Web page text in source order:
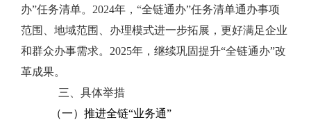
办”任务清单。 2024年， “全链通办”任务清单通办事项
范围、地域范围、办理模式进一步拓展，更好满足企业
和群众办事需求。 2025年，继续巩固提升“全链通办”改
革成果。
三、 具体举措
（一）推进全链“业务通”